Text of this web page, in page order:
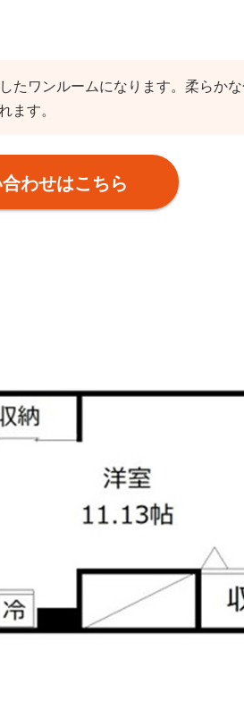
たワンルームになります。柔らか
ます。
わせはこちら